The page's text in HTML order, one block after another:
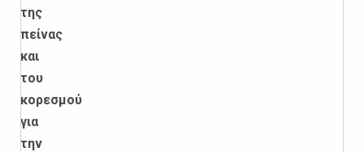
της
πείνας
και
του
κορεσμού
για
την